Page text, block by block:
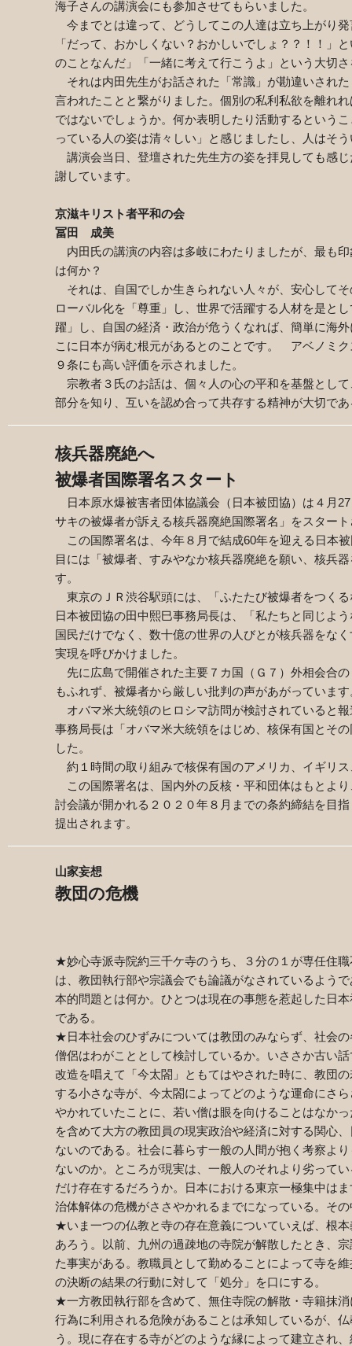
海子さんの講演会にも参加させてもらいました。
今までとは違って、どうしてこの人達は立ち上がり
「だって、おかしくない？おかしいでしょ？？！！」
のことなんだ」「一緒に考えて行こうよ」という大切
それは内田先生がお話された「常識」が勘違いされ
言われたことと繋がりました。個別の私利私欲を離れ
ではないでしょうか。何か表明したり活動するという
っている人の姿は清々しい」と感じましたし、人はそ
講演会当日、登壇された先生方の姿を拝見しても感
謝しています。
京滋キリスト者平和の会
冨田 成美
内田氏の講演の内容は多岐にわたりましたが、最も
は何か？
それは、自国でしか生きられない人々が、安心して
ローバル化を「尊重」し、世界で活躍する人材を是と
躍」し、自国の経済・政治が危うくなれば、簡単に海
こに日本が病む根元があるとのことです。 アベノミ
９条にも高い評価を示されました。
宗教者３氏のお話は、個々人の心の平和を基盤とし
部分を知り、互いを認め合って共存する精神が大切で
核兵器廃絶へ
被爆者国際署名スタート
日本原水爆被害者団体協議会（日本被団協）は４月
サキの被爆者が訴える核兵器廃絶国際署名」をスター
この国際署名は、今年８月で結成60年を迎える日本
目には「被爆者、すみやなか核兵器廃絶を願い、核兵
す。
東京のＪＲ渋谷駅頭には、「ふたたび被爆者をつく
日本被団協の田中熙巳事務局長は、「私たちと同じよ
国民だけでなく、数十億の世界の人びとが核兵器をな
実現を呼びかけました。
先に広島で開催された主要７カ国（Ｇ７）外相会合
もふれず、被爆者から厳しい批判の声があがっています
オバマ米大統領のヒロシマ訪問が検討されていると
事務局長は「オバマ米大統領をはじめ、核保有国とそ
した。
約１時間の取り組みで核保有国のアメリカ、イギリ
この国際署名は、国内外の反核・平和団体はもとよ
討会議が開かれる２０２０年８月までの条約締結を目
提出されます。
山家妄想
教団の危機
★妙心寺派寺院約三千ケ寺のうち、３分の１が専任住
は、教団執行部や宗議会でも論議がなされているよう
本的問題とは何か。ひとつは現在の事態を惹起した日
である。
★日本社会のひずみについては教団のみならず、社会
僧侶はわがこととして検討しているか。いささか古い
改造を唱えて「今太閤」ともてはやされた時に、教団
する小さな寺が、今太閤によってどのような運命にさ
やかれていたことに、若い僧は眼を向けることはなか
を含めて大方の教団員の現実政治や経済に対する関心
ないのである。社会に暮らす一般の人間が抱く考察よ
ないのか。ところが現実は、一般人のそれより劣って
だけ存在するだろうか。日本における東京一極集中は
治体解体の危機がささやかれるまでになっている。そ
★いま一つの仏教と寺の存在意義についていえば、根
あろう。以前、九州の過疎地の寺院が解散したとき、
た事実がある。教職員として勤めることによって寺を
の決断の結果の行動に対して「処分」を口にする。
★一方教団執行部を含めて、無住寺院の解散・寺籍抹
行為に利用される危険があることは承知しているが、
う。現に存在する寺がどのような縁によって建立され